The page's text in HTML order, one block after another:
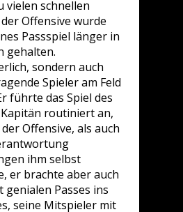
vielen schnellen
Offensive wurde
Passspiel länger in
gehalten.
sondern auch
Spieler am Feld
führte das Spiel des
routiniert an,
Offensive, als auch
ihm selbst
er brachte aber auch
Passes ins
seine Mitspieler mit